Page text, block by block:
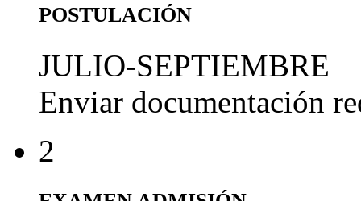
POSTULACIÓN
JULIO-SEPTIEMBRE
Enviar documentación
2